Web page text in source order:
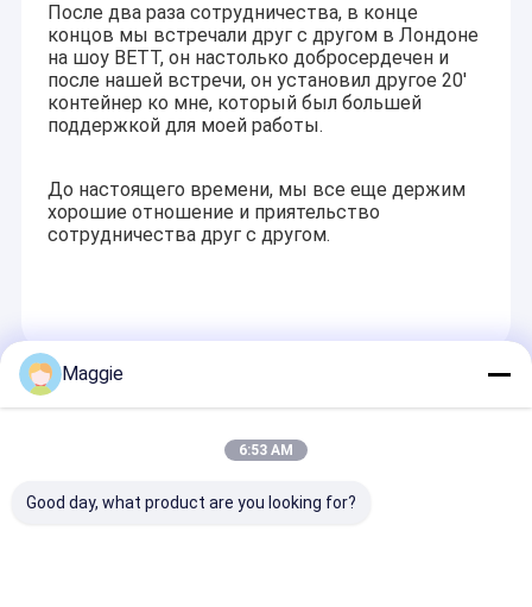
После два раза сотрудничества, в конце
концов мы встречали друг с другом в Лондоне
на шоу BETT, он настолько добросердечен и
после нашей встречи, он установил другое 20'
контейнер ко мне, который был большей
поддержкой для моей работы.
До настоящего времени, мы все еще держим
хорошие отношение и приятельство
сотрудничества друг с другом.
Recommended Products
Maggie
6:53 AM
Good day, what product are you looking for?